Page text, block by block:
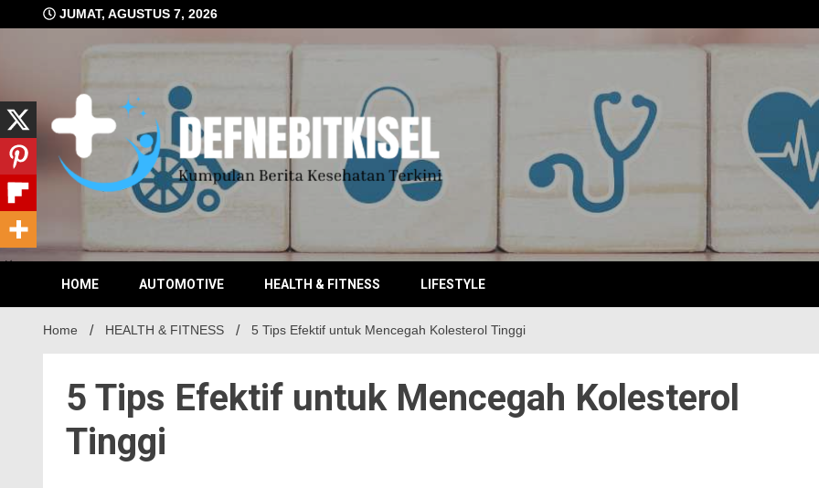
to
JUMAT, AGUSTUS 7, 2026
HOME AUTOMOTIVE HEALTH & FITNESS LIFESTYLE
Home HEALTH & FITNESS 5 Tips Efektif untuk Mencegah Kolesterol Tinggi
5 Tips Efektif untuk Mencegah Kolesterol
Tinggi